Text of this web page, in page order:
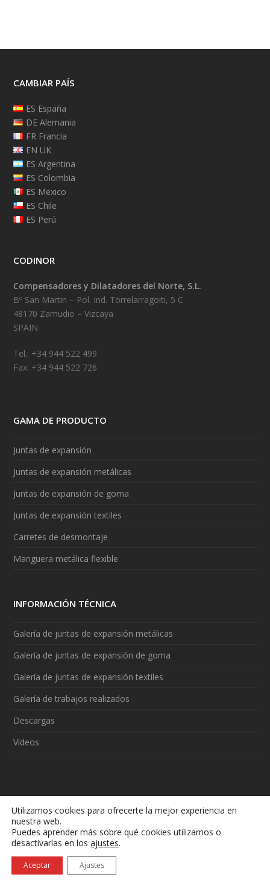
CAMBIAR PAÍS
ES España
DE Alemania
FR Francia
EN UK
ES Argentina
ES Colombia
ES Mexico
ES Chile
ES Perú
CODINOR
Compensadores y Dilatadores del Norte, S.L.
Bº San Martin – Pol. Ind. Torrelarragoiti, 5 C
48170 Zamudio – Vizcaya
SPAIN
Tel.: +34 944 522 499
Fax: +34 944 522 726
GAMA DE PRODUCTO
Juntas de expansión
Juntas de expansión metálicas
Juntas de expansión de goma
Juntas de expansión textiles
Carretes de desmontaje
Manguera metálica flexible
INFORMACIÓN TÉCNICA
Galería de juntas de expansión metálicas
Galería de juntas de expansión de goma
Galería de juntas de expansión textiles
Galería de trabajos realizados
Descargas
Vídeos
Aviso legal |Política de cookies
Utilizamos cookies para ofrecerte la mejor experiencia en
nuestra web.
Puedes aprender más sobre qué cookies utilizamos o
desactivarlas en los ajustes.
Aceptar Ajustes